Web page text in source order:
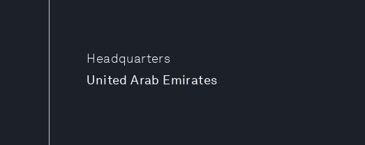
Headquarters
United Arab Emirates